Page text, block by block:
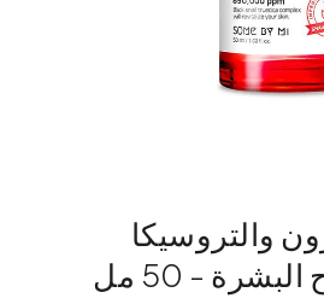
والتروسيكا
- 50 مل